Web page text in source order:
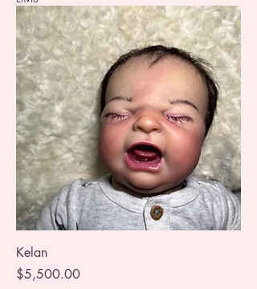
Kelan
Precio
$5,500.00